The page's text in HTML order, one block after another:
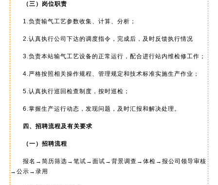
（三）岗位职责
1.负责输气工艺参数收集、计算、分析；
2.认真执行公司下达的调度指令，完成后，及时反馈执行情况
3.负责本站输气工艺设备的正常运行，配合进行站内维检修工作；
4.严格按照相关操作规程、管理规定和技术标准实施生产作业；
5.认真执行巡回检查制度，按时巡检；
6.掌握生产运行动态，发现问题，及时汇报和解决处理。
四、招聘流程及有关要求
（一）招聘流程
报名→简历筛选→笔试→面试→背景调查→体检→报公司领导审核
→公示→录用